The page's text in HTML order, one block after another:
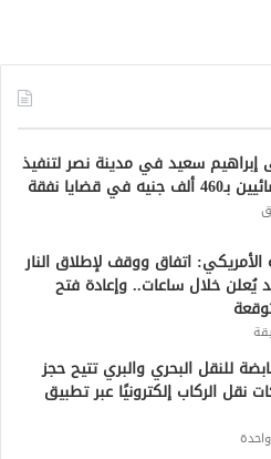
سعيد في مدينة نصر لتنفيذ
في قضايا نفقة
الأمريكي: اتفاق ووقف لإطلاق النار
يُعلن خلال ساعات.. وإعادة فتح
للنقل البحري والبري تتيح حجز
نقل الركاب إلكترونيًا عبر تطبيق